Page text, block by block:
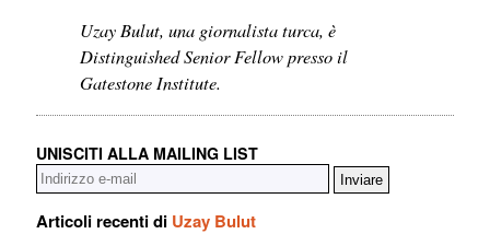
Uzay Bulut, una giornalista turca, è
Distinguished Senior Fellow presso il
Gatestone Institute.
UNISCITI ALLA MAILING LIST
Articoli recenti di Uzay Bulut